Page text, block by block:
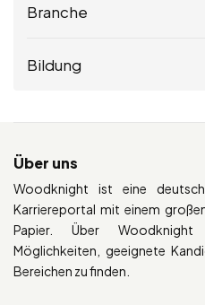
Branche
Bildung
Über uns
Woodknight ist eine
Karriereportal mit einem
Papier. Über
Möglichkeiten, geeignete
Bereichen zu finden.